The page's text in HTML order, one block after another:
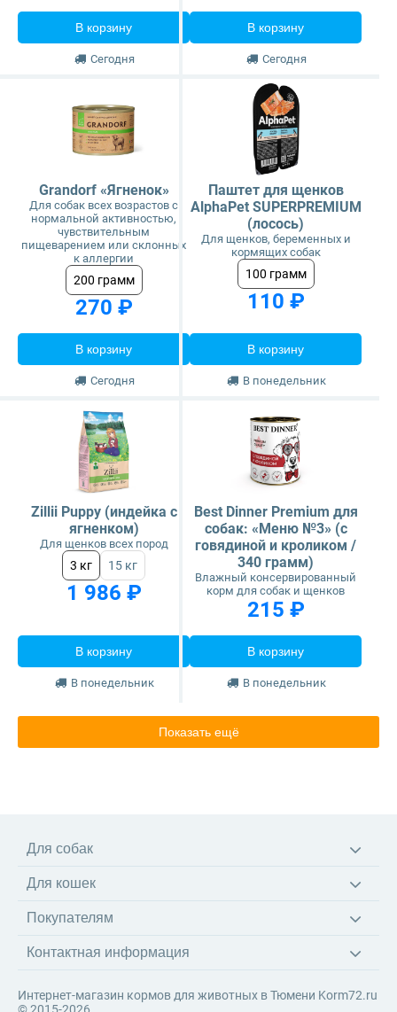
В корзину
Сегодня
В корзину
Сегодня
Grandorf «Ягненок»
Для собак всех возрастов с
нормальной активностью,
чувствительным
пищеварением или склонных
к аллергии
200 грамм
270 ₽
В корзину
Сегодня
Паштет для щенков
AlphaPet SUPERPREMIUM
(лосось)
Для щенков, беременных и
кормящих собак
100 грамм
110 ₽
В корзину
В понедельник
Zillii Puppy (индейка с
ягненком)
Для щенков всех пород
3 кг 15 кг
1 986 ₽
В корзину
В понедельник
Best Dinner Premium для
собак: «Меню №3» (с
говядиной и кроликом /
340 грамм)
Влажный консервированный
корм для собак и щенков
215 ₽
В корзину
В понедельник
Показать ещё
Для собак
Ветеринарные диеты
Игрушки
Амуниция
Для кошек
Ветеринарные диеты
Покупателям
Оплата
Система скидок
Контактная информация
Интернет-магазин кормов для животных в Тюмени Korm72.ru